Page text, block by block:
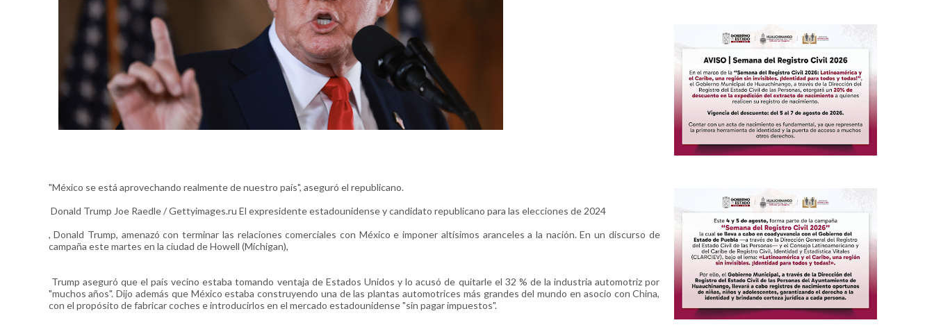
"México se está aprovechando realmente de nuestro país", aseguró el republicano.
Donald Trump Joe Raedle / Gettyimages.ru El expresidente estadounidense y candidato republicano para las elecciones de 2024
, Donald Trump, amenazó con terminar las relaciones comerciales con México e imponer altísimos aranceles a la nación. En un discurso de
campaña este martes en la ciudad de Howell (Míchigan),
Trump aseguró que el país vecino estaba tomando ventaja de Estados Unidos y lo acusó de quitarle el 32 % de la industria automotriz por
"muchos años". Dijo además que México estaba construyendo una de las plantas automotrices más grandes del mundo en asocio con China,
con el propósito de fabricar coches e introducirlos en el mercado estadounidense "sin pagar impuestos".